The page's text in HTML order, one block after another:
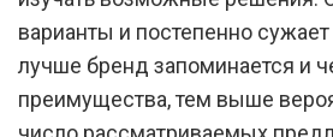
варианты и постепенно
лучше бренд запоминается и
преимущества, тем выше